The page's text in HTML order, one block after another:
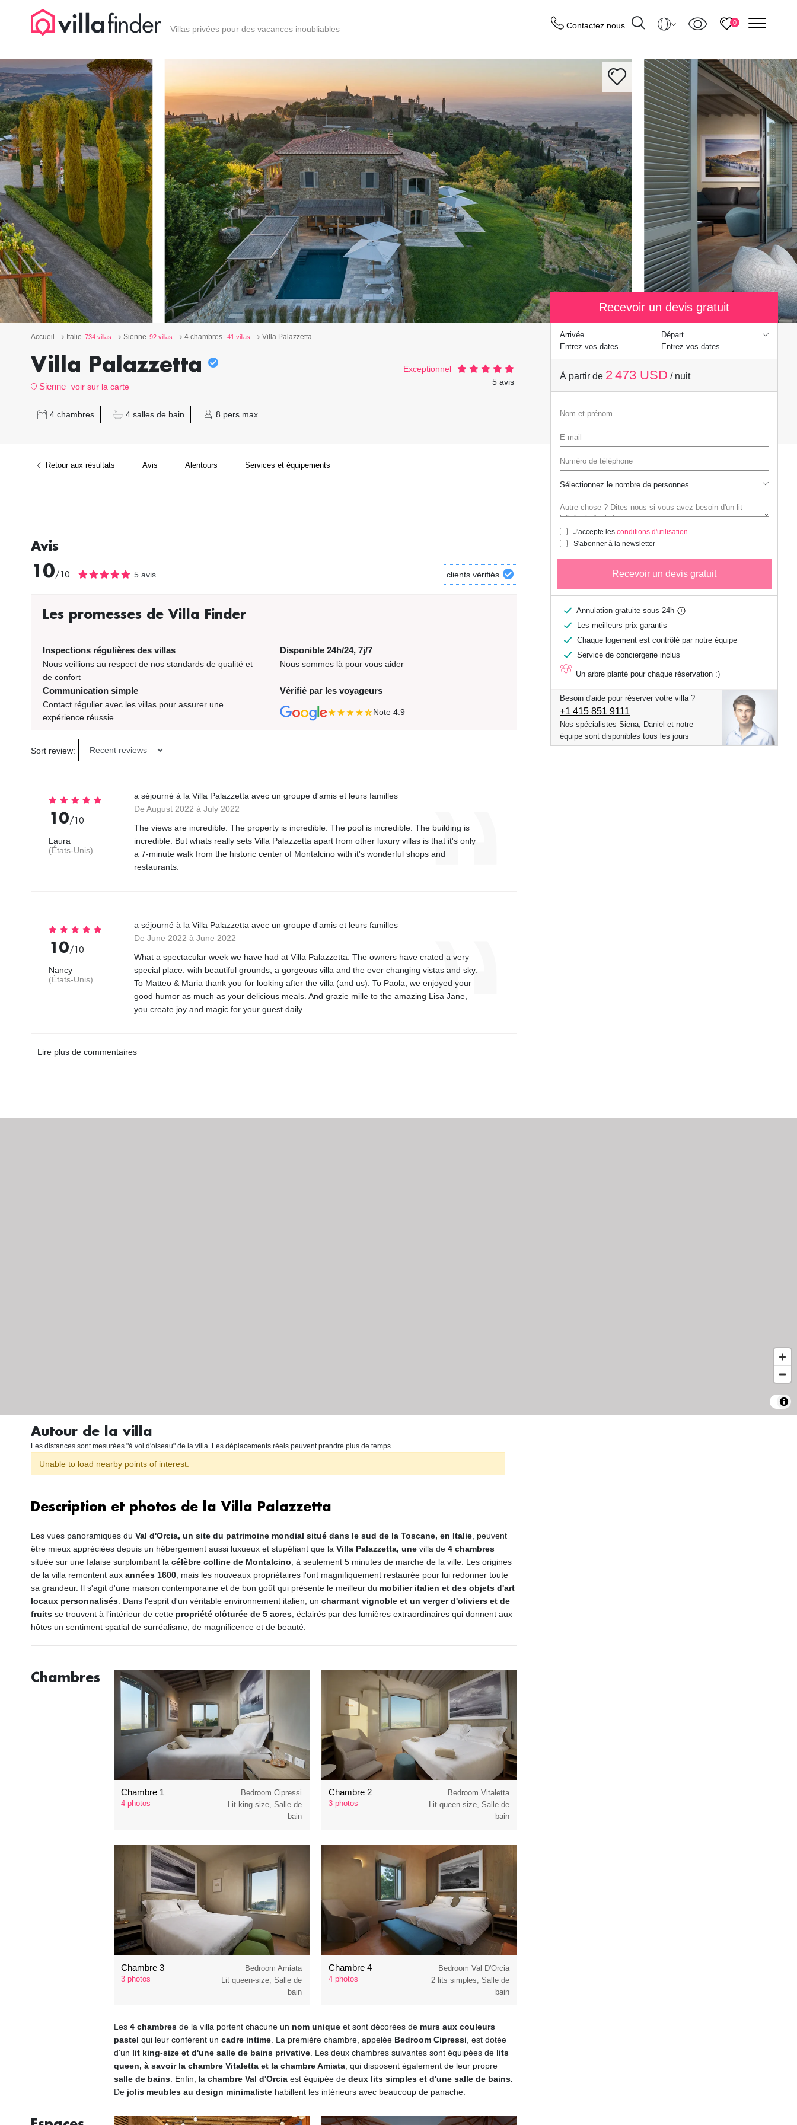
Villas privées pour des vacances inoubliables Contactez nous Destinations
0 menu
Recevoir un devis gratuit
Arrivée
Entrez vos dates
Départ
Entrez vos dates
À partir de 2 473 USD / nuit
J'accepte les conditions d'utilisation
S'abonner à la newsletter
Recevoir un devis gratuit
Annulation gratuite sous 24h
Les meilleurs prix garantis
Chaque logement est contrôlé par notre équipe
Service de conciergerie inclus
Un arbre planté pour chaque réservation :)
Besoin d'aide pour réserver votre villa ?
+1 ​415 851 9111
Nos spécialistes Siena, Daniel et notre
équipe sont disponibles tous les jours
Accueil Italie 734 villas Sienne 92 villas 4 chambres 41 villas Villa Palazzetta
Villa Palazzetta
Sienne voir sur la carte
Exceptionnel
5 avis
4 chambres 4 salles de bain 8 pers max
Retour aux résultats Avis Alentours Services et équipements
Avis
10/10 5 avis clients vérifiés
Les promesses de Villa Finder
Inspections régulières des villas
Nous veillions au respect de nos standards de qualité et
de confort
Disponible 24h/24, 7j/7
Nous sommes là pour vous aider
Communication simple
Contact régulier avec les villas pour assurer une
expérience réussie
Vérifié par les voyageurs
Note 4.9
Sort review:
10/10
Laura
(États-Unis)
a séjourné à la Villa Palazzetta avec un groupe d'amis et leurs familles
De August 2022 à July 2022
The views are incredible. The property is incredible. The pool is incredible. The building is
incredible. But whats really sets Villa Palazzetta apart from other luxury villas is that it's only
a 7-minute walk from the historic center of Montalcino with it's wonderful shops and
restaurants.
10/10
Nancy
(États-Unis)
a séjourné à la Villa Palazzetta avec un groupe d'amis et leurs familles
De June 2022 à June 2022
What a spectacular week we have had at Villa Palazzetta. The owners have crated a very
special place: with beautiful grounds, a gorgeous villa and the ever changing vistas and sky.
To Matteo & Maria thank you for looking after the villa (and us). To Paola, we enjoyed your
good humor as much as your delicious meals. And grazie mille to the amazing Lisa Jane,
you create joy and magic for your guest daily.
Lire plus de commentaires
Autour de la villa
Les distances sont mesurées "à vol d'oiseau" de la villa. Les déplacements réels peuvent prendre plus de temps.
Unable to load nearby points of interest.
Description et photos de la Villa Palazzetta
Les vues panoramiques du Val d'Orcia, un site du patrimoine mondial situé dans le sud de la Toscane, en Italie , peuvent
être mieux appréciées depuis un hébergement aussi luxueux et stupéfiant que la Villa Palazzetta, une villa de 4 chambres
située sur une falaise surplombant la célèbre colline de Montalcino , à seulement 5 minutes de marche de la ville. Les origines
de la villa remontent aux années 1600 , mais les nouveaux propriétaires l'ont magnifiquement restaurée pour lui redonner toute
sa grandeur. Il s'agit d'une maison contemporaine et de bon goût qui présente le meilleur du mobilier italien et des objets d'art
locaux personnalisés . Dans l'esprit d'un véritable environnement italien, un charmant vignoble et un verger d'oliviers et de
fruits se trouvent à l'intérieur de cette propriété clôturée de 5 acres , éclairés par des lumières extraordinaires qui donnent aux
hôtes un sentiment spatial de surréalisme, de magnificence et de beauté.
Chambres
Chambre 1
4 photos
Bedroom Cipressi
Lit king-size, Salle de
bain
Chambre 2
3 photos
Bedroom Vitaletta
Lit queen-size, Salle de
bain
Chambre 3
3 photos
Bedroom Amiata
Lit queen-size, Salle de
bain
Chambre 4
4 photos
Bedroom Val D'Orcia
2 lits simples, Salle de
bain
Les 4 chambresde la villa portent chacune un nom uniqueet sont décorées de murs aux couleurs
pastel qui leur confèrent un cadre intime. La première chambre, appelée Bedroom Cipressi, est dotée
d'un lit king-size et d'une salle de bains privative. Les deux chambres suivantes sont équipées de lits
queen, à savoir la chambre Vitaletta et la chambre Amiata, qui disposent également de leur propre
salle de bains. Enfin, la chambre Val d'Orciaest équipée de deux lits simples et d'une salle de bains.
De jolis meubles au design minimalistehabillent les intérieurs avec beaucoup de panache.